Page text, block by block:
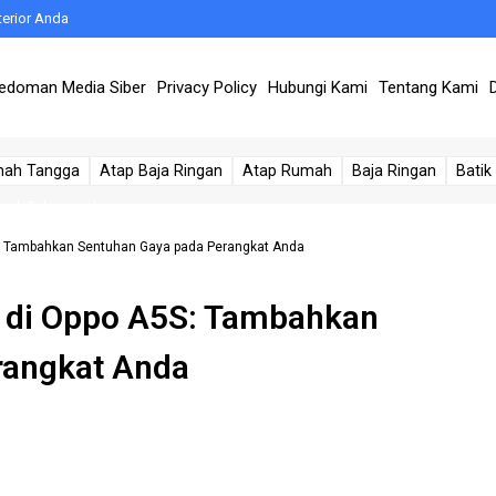
Anda
Terpasang
yang Kadaluarsa
Biaya Masuk Dufan
Februari 2025
Media Siber Privacy Policy Hubungi Kami Tentang Kami
Tangga Atap Baja Ringan Atap Rumah Baja Ringan Batik
Sentuhan Gaya pada Perangkat Anda
Oppo A5S: Tambahkan
Anda